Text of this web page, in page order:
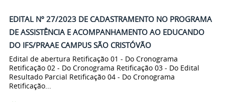
EDITAL Nº 27/2023 DE CADASTRAMENTO NO PROGRAMA
DE ASSISTÊNCIA E ACOMPANHAMENTO AO EDUCANDO
DO IFS/PRAAE CAMPUS SÃO CRISTÓVÃO
Edital de abertura Retificação 01 - Do Cronograma
Retificação 02 - Do Cronograma Retificação 03 - Do Edital
Resultado Parcial Retificação 04 - Do Cronograma
Retificação...